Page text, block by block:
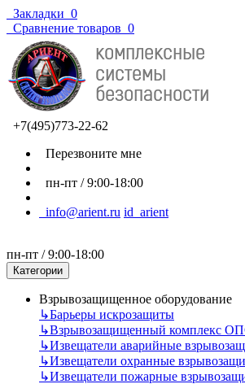
Закладки 0
Сравнение товаров 0
+7(495)773-22-62
Перезвоните мне
пн-пт / 9:00-18:00
info@arient.ru id_arient
пн-пт / 9:00-18:00
Категории
Взрывозащищенное оборудование
↳Барьеры искрозащиты
↳Взрывозащищенный комплекс
↳Извещатели аварийные
↳Извещатели охранные
↳Извещатели пожарные